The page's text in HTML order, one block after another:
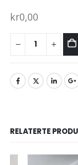
kr0,00
RELATERTE